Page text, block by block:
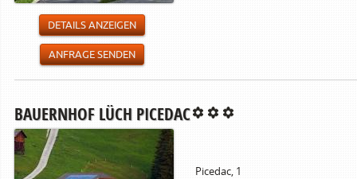
DETAILS ANZEIGEN
ANFRAGE SENDEN
BAUERNHOF LÜCH PICEDAC
Picedac, 1